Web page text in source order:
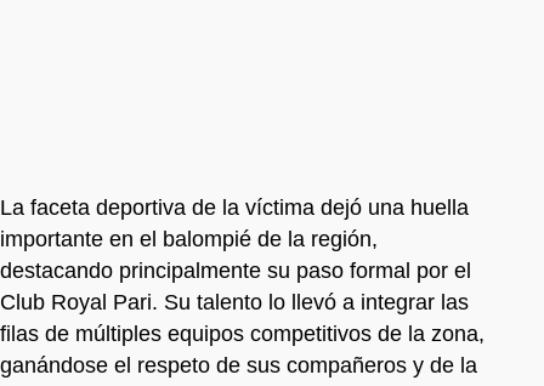
La faceta deportiva de la víctima dejó una huella
importante en el balompié de la región,
destacando principalmente su paso formal por el
Club Royal Pari. Su talento lo llevó a integrar las
filas de múltiples equipos competitivos de la zona,
ganándose el respeto de sus compañeros y de la